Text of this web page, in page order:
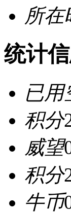
所在
统计
已用
积分
威望
积分
牛币